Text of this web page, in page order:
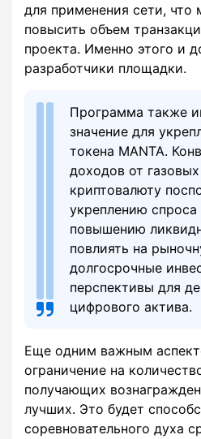
для применения сети, что
повысить объем
проекта. Именно этого и
разработчики площадки.
Программа также
значение для
токена MANTA.
доходов от
криптовалюту
укреплению спроса
повышению
повлиять на
долгосрочные
перспективы для
цифрового актива.
Еще одним важным
ограничение на
получающих
лучших. Это будет
соревновательного духа